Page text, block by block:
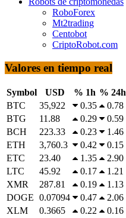
RoboForex
Mt2trading
Centobot
CriptoRobot.com
Valores en tiempo real
Symbol USD % 1h % 24h
BTC
35,922 0.35 0.78
BTG
11.88 0.29 0.59
BCH
223.33 0.23 1.46
ETH
3,760.3 0.42 0.15
ETC
23.40 1.35 2.90
LTC
45.92 0.17 1.21
XMR
287.81 0.19 1.13
DOGE 0.07094 0.47 2.06
XLM
0.3665 0.22 0.16